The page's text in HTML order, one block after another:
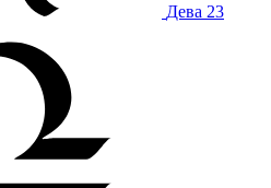
Дева 23